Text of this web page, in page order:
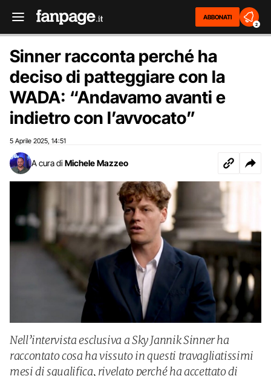
ABBONATI
2
Sinner racconta perché ha
deciso di patteggiare con la
WADA: “Andavamo avanti e
indietro con l’avvocato”
5 Aprile 2025 14:51
A cura di Michele Mazzeo
Nell’intervista esclusiva a Sky Jannik Sinner ha
raccontato cosa ha vissuto in questi travagliatissimi
mesi di squalifica, rivelato perché ha accettato di